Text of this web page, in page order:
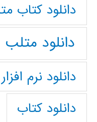
دانلود كتاب
دانلود متلب
دانلود نرم افزار Matlab
دانلود کتاب